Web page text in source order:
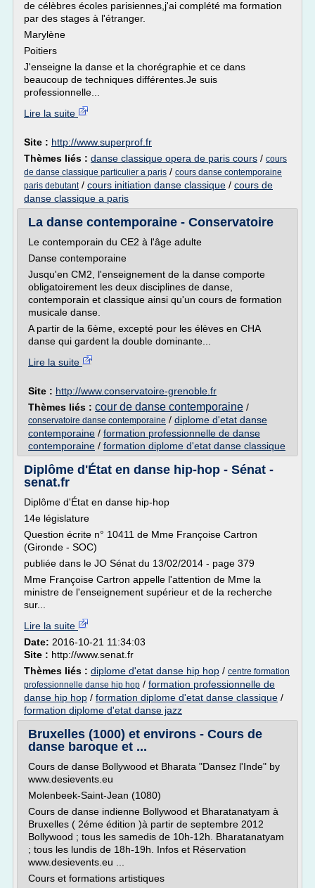
de célèbres écoles parisiennes,j'ai complété ma formation
par des stages à l'étranger.
Marylène
Poitiers
J'enseigne la danse et la chorégraphie et ce dans
beaucoup de techniques différentes.Je suis
professionnelle...
Lire la suite
Site : http://www.superprof.fr
Thèmes liés : danse classique opera de paris cours / cours
de danse classique particulier a paris / cours danse contemporaine
paris debutant/ cours initiation danse classique / cours de
danse classique a paris
La danse contemporaine - Conservatoire
Le contemporain du CE2 à l'âge adulte
Danse contemporaine
Jusqu'en CM2, l'enseignement de la danse comporte
obligatoirement les deux disciplines de danse,
contemporain et classique ainsi qu'un cours de formation
musicale danse.
A partir de la 6ème, excepté pour les élèves en CHA
danse qui gardent la double dominante...
Lire la suite
Site : http://www.conservatoire-grenoble.fr
Thèmes liés : cour de danse contemporaine /
conservatoire danse contemporaine / diplome d'etat danse
contemporaine / formation professionnelle de danse
contemporaine / formation diplome d'etat danse classique
Diplôme d'État en danse hip-hop - Sénat -
senat.fr
Diplôme d'État en danse hip-hop
14e législature
Question écrite n° 10411 de Mme Françoise Cartron
(Gironde - SOC)
publiée dans le JO Sénat du 13/02/2014 - page 379
Mme Françoise Cartron appelle l'attention de Mme la
ministre de l'enseignement supérieur et de la recherche
sur...
Lire la suite
Date: 2016-10-21 11:34:03
Site : http://www.senat.fr
Thèmes liés : diplome d'etat danse hip hop / centre formation
professionnelle danse hip hop / formation professionnelle de
danse hip hop / formation diplome d'etat danse classique /
formation diplome d'etat danse jazz
Bruxelles (1000) et environs - Cours de
danse baroque et ...
Cours de danse Bollywood et Bharata "Dansez l'Inde" by
www.desievents.eu
Molenbeek-Saint-Jean (1080)
Cours de danse indienne Bollywood et Bharatanatyam à
Bruxelles ( 2éme édition )à partir de septembre 2012
Bollywood ; tous les samedis de 10h-12h. Bharatanatyam
; tous les lundis de 18h-19h. Infos et Réservation
www.desievents.eu ...
Cours et formations artistiques